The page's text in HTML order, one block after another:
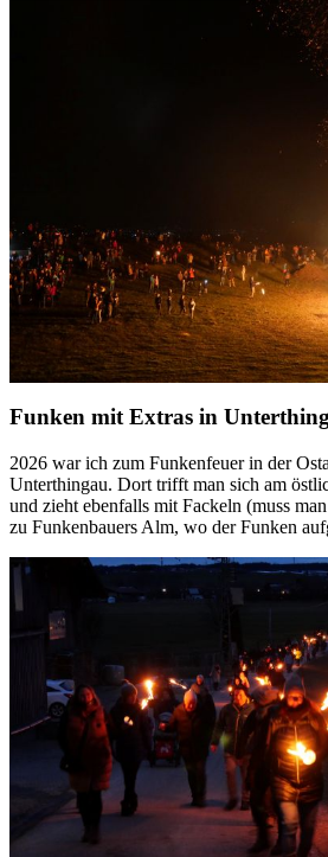
Funken mit Extras in
2026 war ich zum Funkenfeuer in der
Unterthingau. Dort trifft man sich am
und zieht ebenfalls mit Fackeln (muss
zu Funkenbauers Alm, wo der Funken